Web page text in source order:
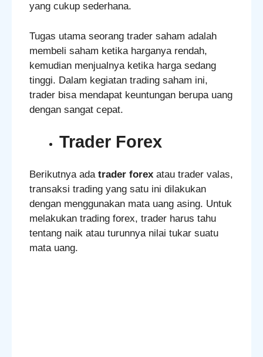
yang cukup sederhana.
Tugas utama seorang trader saham adalah
membeli saham ketika harganya rendah,
kemudian menjualnya ketika harga sedang
tinggi. Dalam kegiatan trading saham ini,
trader bisa mendapat keuntungan berupa uang
dengan sangat cepat.
Trader Forex
Berikutnya ada trader forex atau trader valas,
transaksi trading yang satu ini dilakukan
dengan menggunakan mata uang asing. Untuk
melakukan trading forex, trader harus tahu
tentang naik atau turunnya nilai tukar suatu
mata uang.